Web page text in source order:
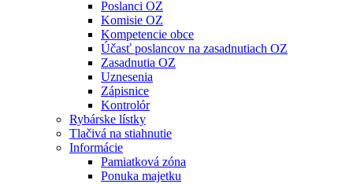
Poslanci OZ
Komisie OZ
Kompetencie obce
Účasť poslancov na zasadnutiach OZ
Zasadnutia OZ
Uznesenia
Zápisnice
Kontrolór
Rybárske lístky
Tlačivá na stiahnutie
Informácie
Pamiatková zóna
Ponuka majetku